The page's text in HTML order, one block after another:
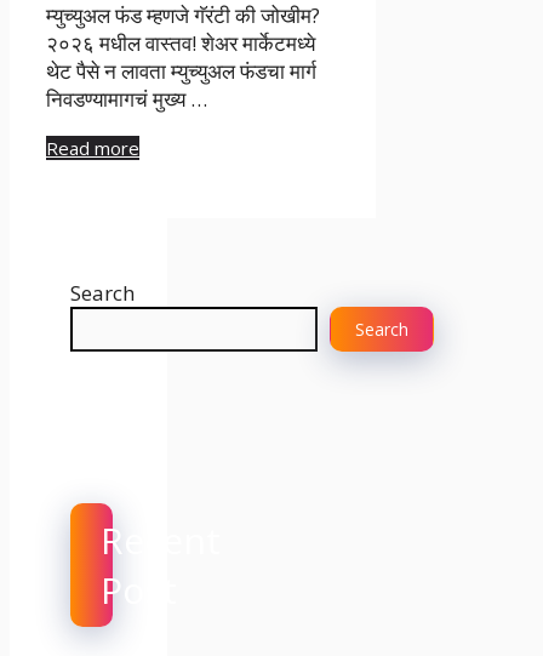
म्युच्युअल फंड म्हणजे गॅरंटी की जोखीम?
२०२६ मधील वास्तव! शेअर मार्केटमध्ये
थेट पैसे न लावता म्युच्युअल फंडचा मार्ग
निवडण्यामागचं मुख्य …
Read more
Search
Search
Recent
Post